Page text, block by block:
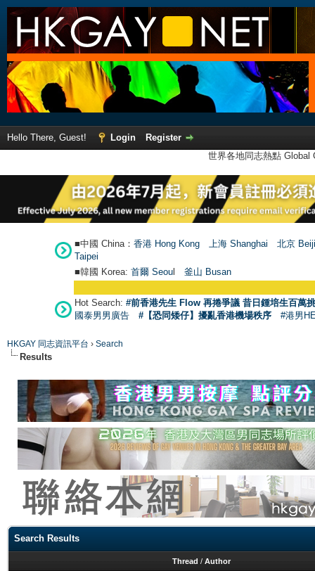
Hello There, Guest! Login
Register
世界各地同志熱點
■中國 China： 香港 Hong Kong 上海 Shanghai
北京
Taipei
■韓國 Korea: 首爾 Seoul 釜山 Busan
Hot Search: #前香港先生 Flow 再捲爭議 昔日鍾培生百萬
國泰男男廣告
#【恐同矮仔】擾亂香港機場秩序 #港男
HKGAY 同志資訊平台 › Search
Results
Search Results
Thread / Author